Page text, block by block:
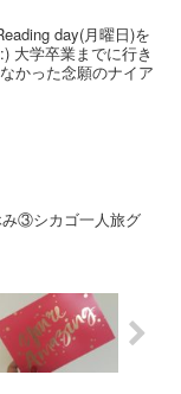
day(月曜日)を
大学卒業までに行き
かった念願のナイア
③シカゴ一人旅グ